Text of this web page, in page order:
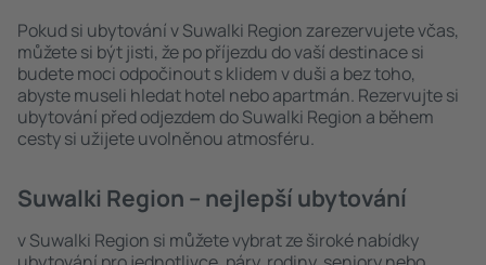
Pokud si ubytování v Suwalki Region zarezervujete včas,
můžete si být jisti, že po příjezdu do vaší destinace si
budete moci odpočinout s klidem v duši a bez toho,
abyste museli hledat hotel nebo apartmán. Rezervujte si
ubytování před odjezdem do Suwalki Region a během
cesty si užijete uvolněnou atmosféru.
Suwalki Region – nejlepší ubytování
v Suwalki Region si můžete vybrat ze široké nabídky